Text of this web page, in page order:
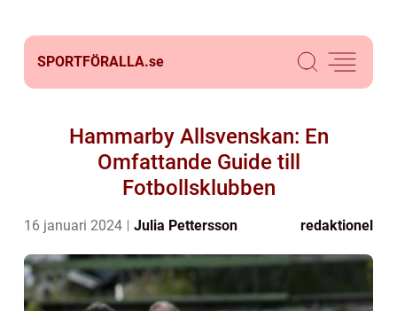
SPORTFÖRALLA.se
Hammarby Allsvenskan: En
Omfattande Guide till
Fotbollsklubben
16 januari 2024 Julia Pettersson redaktionel